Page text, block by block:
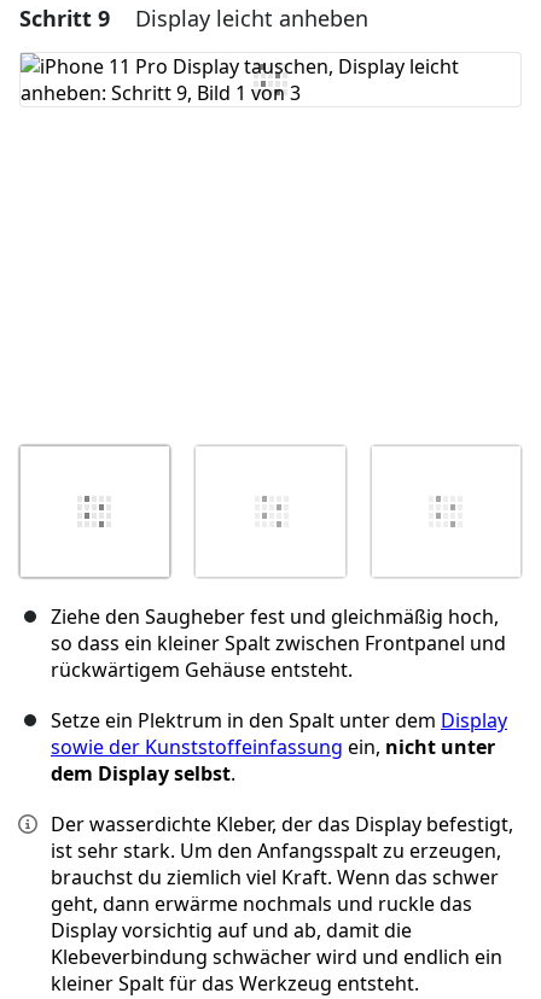
Einen Kommentar hinzufügen
Kommentar hinzufügen
Schritt 9 Display leicht anheben
Ziehe den Saugheber fest und gleichmäßig hoch,
so dass ein kleiner Spalt zwischen Frontpanel und
rückwärtigem Gehäuse entsteht.
Setze ein Plektrum in den Spalt unter dem Display
sowie der Kunststoffeinfassung ein, nicht unter
dem Display selbst.
Der wasserdichte Kleber, der das Display befestigt,
ist sehr stark. Um den Anfangsspalt zu erzeugen,
brauchst du ziemlich viel Kraft. Wenn das schwer
geht, dann erwärme nochmals und ruckle das
Display vorsichtig auf und ab, damit die
Klebeverbindung schwächer wird und endlich ein
kleiner Spalt für das Werkzeug entsteht.